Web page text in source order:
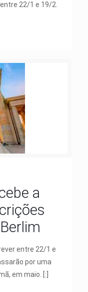
22/1 e 19/2.
a
entre 22/1 e
por uma
em maio. [:]